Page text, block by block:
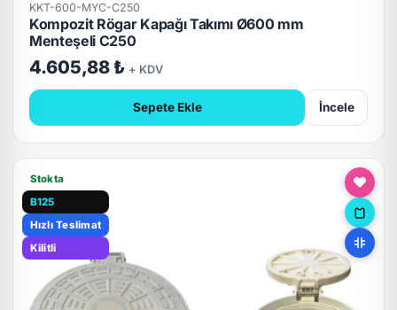
Hızlı Teslimat
Kilitli
KKT-600-MYC-C250
Kompozit Rögar Kapağı Takımı Ø600 mm
Menteşeli C250
4.605,88 ₺ + KDV
Sepete Ekle İncele
Stokta
B125
Hızlı Teslimat
Kilitli